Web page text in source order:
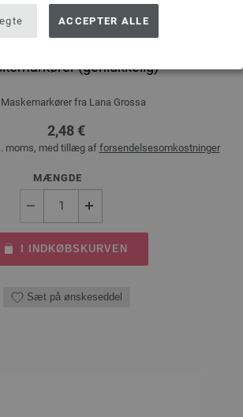
ACCEPTER ALLE
(genlukkelig)
Maskemarkører fra Lana Grossa
2,48 €
moms, med tillæg af forsendelsesomkostninger
MÆNGDE
I INDKØBSKURVEN
Sæt på ønskeseddel